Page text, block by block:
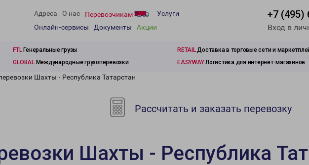
Адреса О нас Перевозчикам
Услуги
Онлайн-сервисы
Документы Акции
+7 (495)
Вход в
FTLГенеральные грузы RETAILДоставка в торговые сети и
GLOBALМеждународные грузоперевозки EASYWAYЛогистика для интернет-магазинов
Шахты - Республика Татарстан
Рассчитать и заказать перевозку
Шахты - Республика